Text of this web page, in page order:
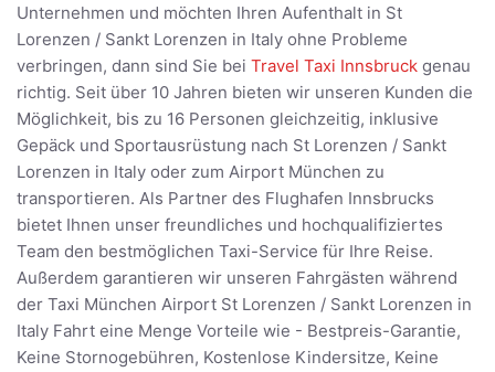
Unternehmen und möchten Ihren Aufenthalt in St
Lorenzen / Sankt Lorenzen in Italy ohne Probleme
verbringen, dann sind Sie bei Travel Taxi Innsbruck genau
richtig. Seit über 10 Jahren bieten wir unseren Kunden die
Möglichkeit, bis zu 16 Personen gleichzeitig, inklusive
Gepäck und Sportausrüstung nach St Lorenzen / Sankt
Lorenzen in Italy oder zum Airport München zu
transportieren. Als Partner des Flughafen Innsbrucks
bietet Ihnen unser freundliches und hochqualifiziertes
Team den bestmöglichen Taxi-Service für Ihre Reise.
Außerdem garantieren wir unseren Fahrgästen während
der Taxi München Airport St Lorenzen / Sankt Lorenzen in
Italy Fahrt eine Menge Vorteile wie - Bestpreis-Garantie,
Keine Stornogebühren, Kostenlose Kindersitze, Keine